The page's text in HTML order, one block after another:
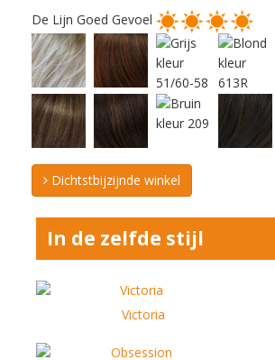
De Lijn Goed Gevoel
Dichtstbijzijnde winkel
In de zelfde stijl
Victoria